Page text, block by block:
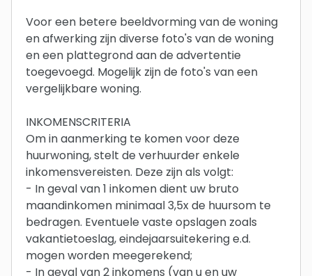
Voor een betere beeldvorming van de woning
en afwerking zijn diverse foto's van de woning
en een plattegrond aan de advertentie
toegevoegd. Mogelijk zijn de foto's van een
vergelijkbare woning.
INKOMENSCRITERIA
Om in aanmerking te komen voor deze
huurwoning, stelt de verhuurder enkele
inkomensvereisten. Deze zijn als volgt:
- In geval van 1 inkomen dient uw bruto
maandinkomen minimaal 3,5x de huursom te
bedragen. Eventuele vaste opslagen zoals
vakantietoeslag, eindejaarsuitekering e.d.
mogen worden meegerekend;
- In geval van 2 inkomens (van u en uw